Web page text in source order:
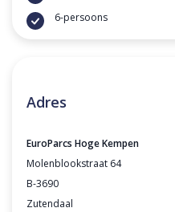
6-persoons
Adres
EuroParcs Hoge Kempen
Molenblookstraat 64
B-3690
Zutendaal